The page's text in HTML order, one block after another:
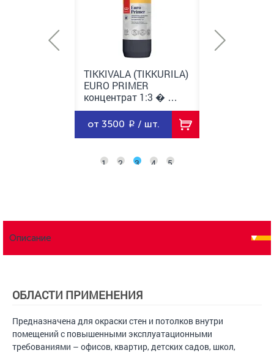
TIKKIVALA (TIKKURILA)
EURO PRIMER
концентрат 1:3 � …
от 350 / шт.
1 2 3 4 5
Описание
ОБЛАСТИ ПРИМЕНЕНИЯ
Предназначена для окраски стен и потолков внутри
помещений с повышенными эксплуатационными
требованиями – офисов, квартир, детских садов, школ,